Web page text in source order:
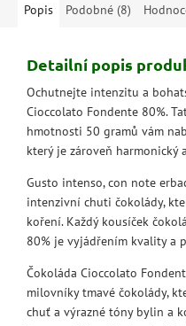
Popis
Podobné (8)
Detailní popis
Ochutnejte intenzitu a
Cioccolato Fondente 80%.
hmotnosti 50 gramů vám
který je zároveň harmonický
Gusto intenso, con note
intenzivní chuti čokolády,
koření. Každý kousíček
80% je vyjádřením kvality a
Čokoláda Cioccolato
milovníky tmavé čokolády,
chuť a výrazné tóny bylin a